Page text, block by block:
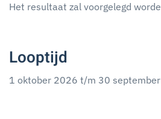
Het resultaat zal voorgelegd
Looptijd
1 oktober 2026 t/m 30